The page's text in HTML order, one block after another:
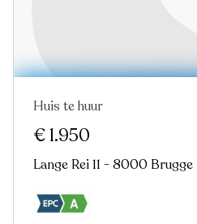
Nieuw
Huis te huur
€ 1.950
Lange Rei 11 - 8000 Brugge